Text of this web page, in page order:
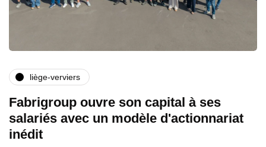
liège-verviers
Fabrigroup ouvre son capital à ses
salariés avec un modèle d'actionnariat
inédit